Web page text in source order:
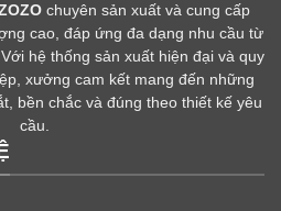
chuyên sản xuất và cung cấp
cao, đáp ứng đa dạng nhu cầu từ
hệ thống sản xuất hiện đại và quy
xưởng cam kết mang đến những
bền chắc và đúng theo thiết kế yêu
cầu.